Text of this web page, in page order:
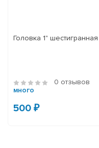
Головка 1"
0 отзывов
много
500 ₽